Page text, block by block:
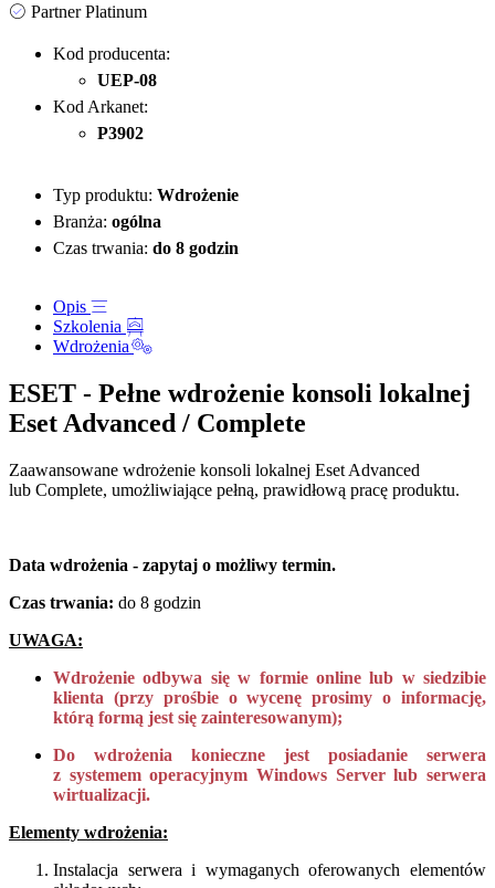
Partner Platinum
Kod producenta:
UEP-08
Kod Arkanet:
P3902
Typ produktu: Wdrożenie
Branża: ogólna
Czas trwania: do 8 godzin
Opis
Szkolenia
Wdrożenia
ESET - Pełne wdrożenie konsoli lokalnej
Eset Advanced / Complete
Zaawansowane wdrożenie konsoli lokalnej Eset Advanced
lub Complete, umożliwiające pełną, prawidłową pracę produktu.
Data wdrożenia - zapytaj o możliwy termin.
Czas trwania: do 8 godzin
UWAGA:
Wdrożenie odbywa się w formie online lub w siedzibie
klienta (przy prośbie o wycenę prosimy o informację,
którą formą jest się zainteresowanym);
Do wdrożenia konieczne jest posiadanie serwera
z systemem operacyjnym Windows Server lub serwera
wirtualizacji.
Elementy wdrożenia:
Instalacja serwera i wymaganych oferowanych elementów